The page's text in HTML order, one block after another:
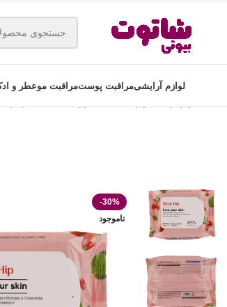
لوازم آرایشیمراقبت پوستمراقبت موعطر و
-30%
ناموجود